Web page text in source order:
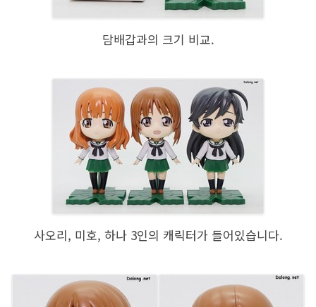
담배갑과의 크기 비교.
사오리, 미호, 하나 3인의 캐릭터가 들어있습니다.